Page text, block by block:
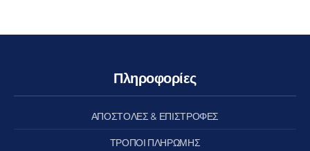
Πληροφορίες
ΑΠΟΣΤΟΛΕΣ & ΕΠΙΣΤΡΟΦΕΣ
ΤΡΟΠΟΙ ΠΛΗΡΩΜΗΣ